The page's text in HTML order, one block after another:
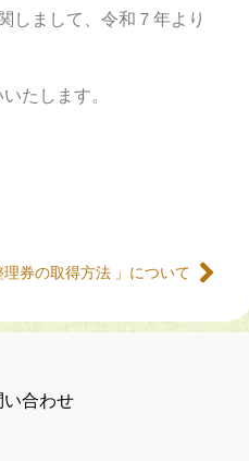
しまして、令和７年より
たします。
理券の取得方法 」について
い合わせ